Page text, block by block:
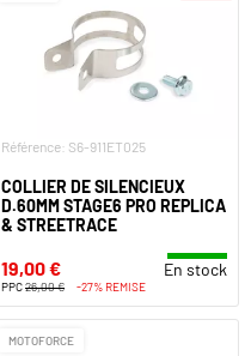
Référence: S6-911ET025
COLLIER DE SILENCIEUX
D.60MM STAGE6 PRO REPLICA
& STREETRACE
19,00 € En stock
PPC26,00 € -27% REMISE
MOTOFORCE